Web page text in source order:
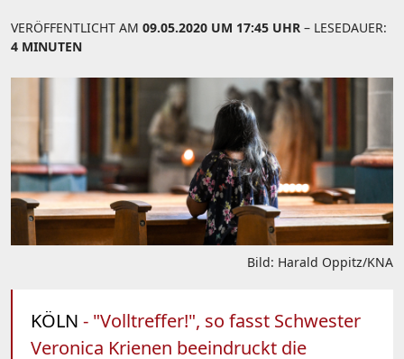
VERÖFFENTLICHT AM 09.05.2020 UM 17:45 UHR – LESEDAUER:
4 MINUTEN
Bild: Harald Oppitz/KNA
KÖLN - "Volltreffer!", so fasst Schwester
Veronica Krienen beeindruckt die